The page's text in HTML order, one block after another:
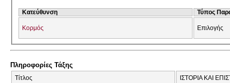
Κατεύθυνση Τύπος
Κορμός Επιλογής
Πληροφορίες Τάξης
Τίτλος ΙΣΤΟΡΙΑ ΚΑΙ